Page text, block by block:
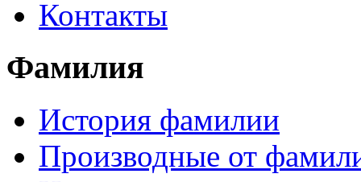
Контакты
Фамилия
История фамилии
Производные от